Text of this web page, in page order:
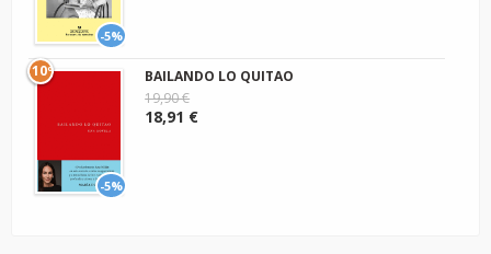
-5%
-5%
10º
BAILANDO LO QUITAO
19,90 €
18,91 €